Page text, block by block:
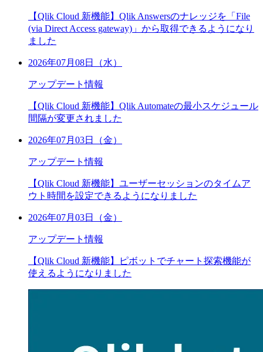
【Qlik Cloud 新機能】Qlik Answersのナレッジを「File
(via Direct Access gateway)」から取得できるようになり
ました
2026年07月08日（水）
アップデート情報
【Qlik Cloud 新機能】Qlik Automateの最小スケジュール
間隔が変更されました
2026年07月03日（金）
アップデート情報
【Qlik Cloud 新機能】ユーザーセッションのタイムア
ウト時間を設定できるようになりました
2026年07月03日（金）
アップデート情報
【Qlik Cloud 新機能】ピボットでチャート探索機能が
使えるようになりました